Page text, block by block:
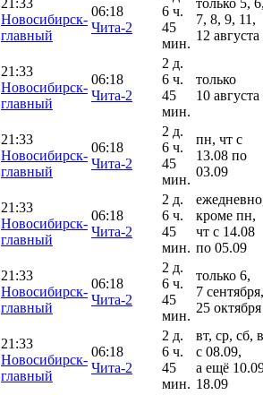
Новосибирск-
главный
06:18
Чита-2
6 ч.
45
мин.
7, 8, 9, 11,
12 августа
21:33
Новосибирск-
главный
06:18
Чита-2
2 д.
6 ч.
45
мин.
только
10 августа
21:33
Новосибирск-
главный
06:18
Чита-2
2 д.
6 ч.
45
мин.
пн, чт с
13.08 по
03.09
21:33
Новосибирск-
главный
06:18
Чита-2
2 д.
6 ч.
45
мин.
кроме пн,
чт с 14.08
по 05.09
21:33
Новосибирск-
главный
06:18
Чита-2
2 д.
6 ч.
45
мин.
только 6,
7 сентября,
25 октября
21:33
Новосибирск-
главный
06:18
Чита-2
2 д.
6 ч.
45
мин.
вт, ср, сб,
с 08.09,
а ещё
18.09